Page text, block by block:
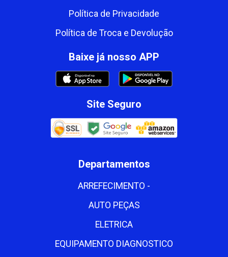
Política de Privacidade
Política de Troca e Devolução
Baixe já nosso APP
Site Seguro
Departamentos
ARREFECIMENTO -
AUTO PEÇAS
ELETRICA
EQUIPAMENTO DIAGNOSTICO